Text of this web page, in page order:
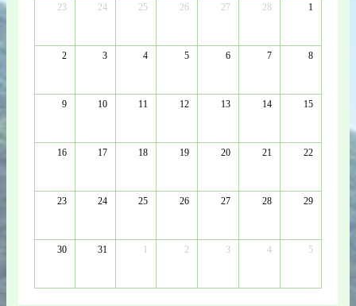
23 24 25 26 27 28 1
2 3 4 5 6 7 8
9 10 11 12 13 14 15
16 17 18 19 20 21 22
23 24 25 26 27 28 29
30 31 1 2 3 4 5